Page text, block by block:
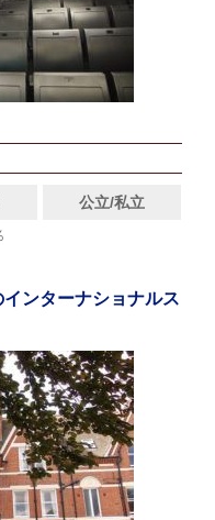
公立/私立
ンターナショナルス